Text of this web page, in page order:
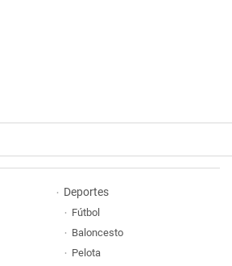
Deportes
Fútbol
Baloncesto
Pelota